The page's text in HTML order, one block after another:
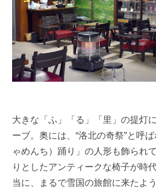
大きな「ふ」「る」「里」の提灯
ーブ。奥には、“洛北の奇祭”と呼
ゃめんち）踊り」の人形も飾られ
りとしたアンティークな椅子が時
当に、まるで雪国の旅館に来たよ